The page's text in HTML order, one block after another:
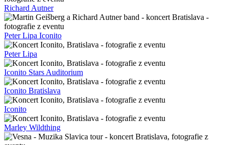
Richard Autner
Peter Lipa Iconito
Peter Lipa
Iconito Stars Auditorium
Iconito Bratislava
Iconito
Marley Wildthing